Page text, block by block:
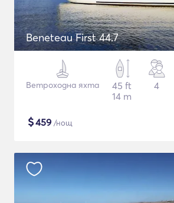
Beneteau First 44.7
Ветроходна яхта
45 ft
14 m
4
$459 /нощ